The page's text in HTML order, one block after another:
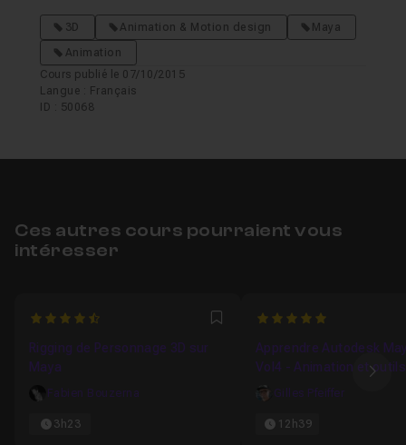
3D Animation & Motion design
Maya
Animation
Cours publié le 07/10/2015
Langue : Français
ID : 50068
Ces autres cours pourraient vous
intéresser
4.5833333333333 Favori
Rigging de Personnage 3D sur
Maya
Fabien Bouzerna
3h23
5
Apprendre Autodesk
Vol4 - Animation et
l'animation
Gilles Pfeiffer
12h39